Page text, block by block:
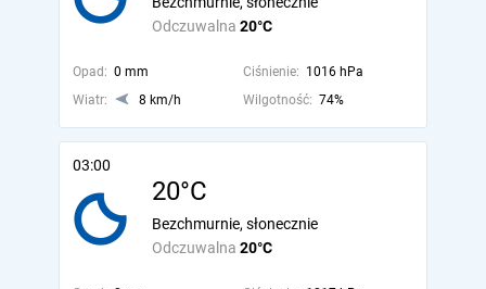
Odczuwalna 20°C
Opad: 0 mm Ciśnienie: 1016 hPa
Wiatr:
8 km/h Wilgotność: 74%
03:00
20°C
Odczuwalna 20°C
Bezchmurnie, słonecznie